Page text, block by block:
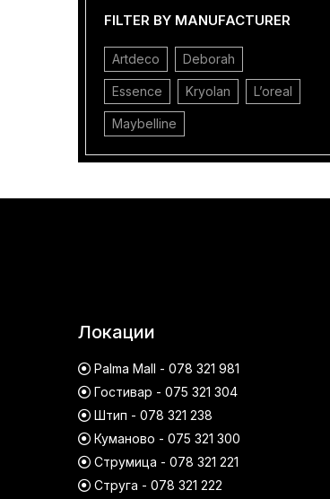
FILTER BY MANUFACTURER
Artdeco Deborah
Essence Kryolan L’oreal
Maybelline
Локации
Palma Mall - 078 321 981
Гостивар - 075 321 304
Штип - 078 321 238
Куманово - 075 321 300
Струмица - 078 321 221
Струга - 078 321 222